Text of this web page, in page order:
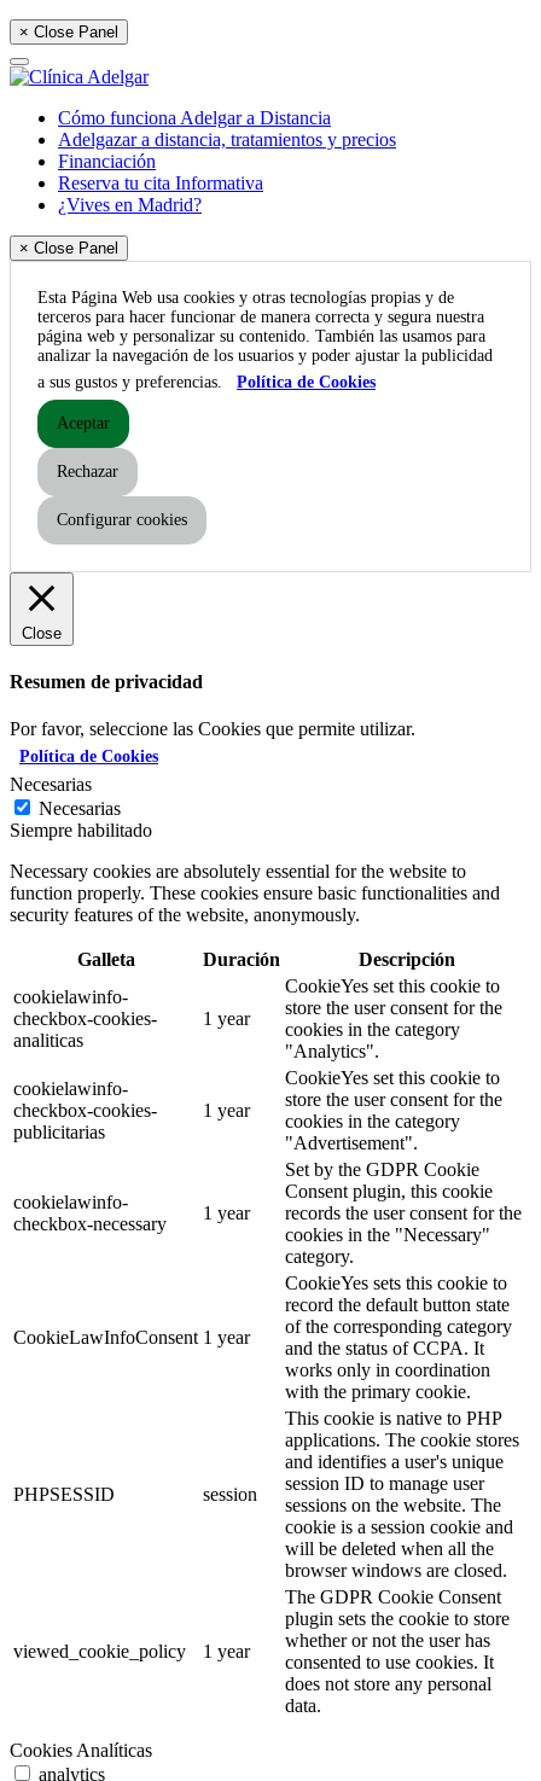
× Close Panel
Cómo funciona Adelgar a Distancia
Adelgazar a distancia, tratamientos y precios
Financiación
Reserva tu cita Informativa
¿Vives en Madrid?
× Close Panel
Esta Página Web usa cookies y otras tecnologías propias y de
terceros para hacer funcionar de manera correcta y segura nuestra
página web y personalizar su contenido. También las usamos para
analizar la navegación de los usuarios y poder ajustar la publicidad
a sus gustos y preferencias.
Política de Cookies
Aceptar
Rechazar
Configurar cookies
Close
Resumen de privacidad
Por favor, seleccione las Cookies que permite utilizar.
Política de Cookies
Necesarias
Necesarias
Siempre habilitado
Necessary cookies are absolutely essential for the website to
function properly. These cookies ensure basic functionalities and
security features of the website, anonymously.
Galleta Duración
Descripción
cookielawinfo-
checkbox-cookies-
analiticas
1 year
CookieYes set this cookie to
store the user consent for the
cookies in the category
"Analytics".
cookielawinfo-
checkbox-cookies-
publicitarias
1 year
CookieYes set this cookie to
store the user consent for the
cookies in the category
"Advertisement".
cookielawinfo-
checkbox-necessary
1 year
Set by the GDPR Cookie
Consent plugin, this cookie
records the user consent for the
cookies in the "Necessary"
category.
CookieLawInfoConsent 1 year
CookieYes sets this cookie to
record the default button state
of the corresponding category
and the status of CCPA. It
works only in coordination
with the primary cookie.
PHPSESSID session
This cookie is native to PHP
applications. The cookie stores
and identifies a user's unique
session ID to manage user
sessions on the website. The
cookie is a session cookie and
will be deleted when all the
browser windows are closed.
viewed_cookie_policy 1 year
The GDPR Cookie Consent
plugin sets the cookie to store
whether or not the user has
consented to use cookies. It
does not store any personal
data.
Cookies Analíticas
analytics